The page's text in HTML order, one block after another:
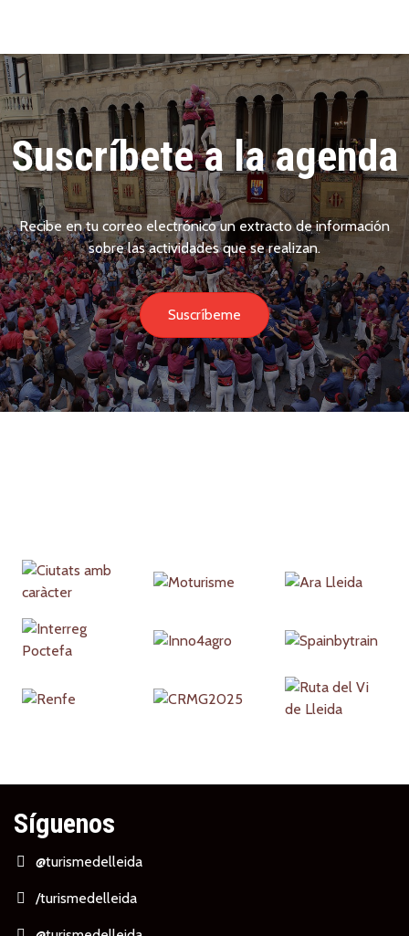
Suscríbete a la agenda
Recibe en tu correo electrónico un extracto de información
sobre las actividades que se realizan.
Suscríbeme
Partners
Síguenos
@turismedelleida
/turismedelleida